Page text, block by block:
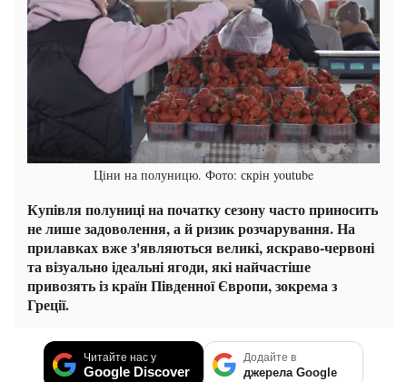
Ціни на полуницю. Фото: скрін youtube
Купівля полуниці на початку сезону часто приносить
не лише задоволення, а й ризик розчарування. На
прилавках вже з'являються великі, яскраво-червоні
та візуально ідеальні ягоди, які найчастіше
привозять із країн Південної Європи, зокрема з
Греції.
Читайте нас у
Google Discover
Додайте в
джерела Google